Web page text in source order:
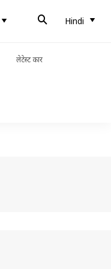
Hindi
लेटेस्ट कार